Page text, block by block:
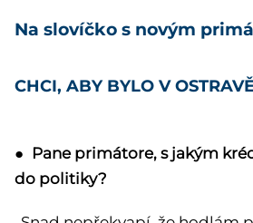
Na slovíčko s novým
CHCI, ABY BYLO V
● Pane primátore, s jakým
do politiky?